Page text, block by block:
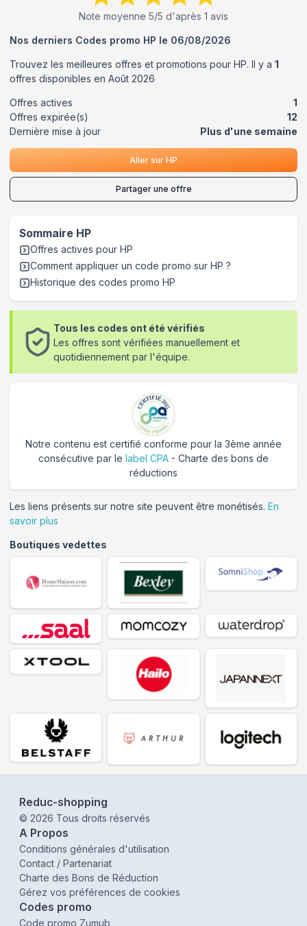
Note moyenne 5/5 d'après 1 avis
Nos derniers Codes promo HP le 06/08/2026
Trouvez les meilleures offres et promotions pour HP. Il y a 1
offres disponibles en Août 2026
Offres actives
1
Offres expirée(s)
12
Dernière mise à jour
Plus d'une semaine
Aller sur HP
Partager une offre
Sommaire HP
Offres actives pour HP
Comment appliquer un code promo sur HP ?
Historique des codes promo HP
Tous les codes ont été vérifiés
Les offres sont vérifiées manuellement et
quotidiennement par l'équipe.
Notre contenu est certifié conforme pour la 3ème année
consécutive par le label CPA - Charte des bons de
réductions
Les liens présents sur notre site peuvent être monétisés. En
savoir plus
Boutiques vedettes
Reduc-shopping
© 2026 Tous droits réservés
A Propos
Conditions générales d'utilisation
Contact / Partenariat
Charte des Bons de Réduction
Gérez vos préférences de cookies
Codes promo
Code promo Zumub